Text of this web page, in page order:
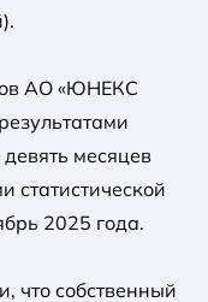
АО «ЮНЕКС
месяцев
статистической
2025 года.
что собственный